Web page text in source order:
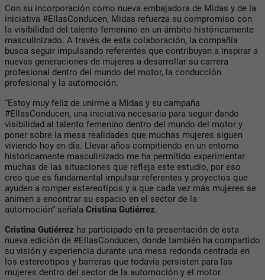
Con su incorporación como nueva embajadora de Midas y de la
iniciativa #EllasConducen, Midas refuerza su compromiso con
la visibilidad del talento femenino en un ámbito históricamente
masculinizado. A través de esta colaboración, la compañía
busca seguir impulsando referentes que contribuyan a inspirar a
nuevas generaciones de mujeres a desarrollar su carrera
profesional dentro del mundo del motor, la conducción
profesional y la automoción.
“Estoy muy feliz de unirme a Midas y su campaña
#EllasConducen, una iniciativa necesaria para seguir dando
visibilidad al talento femenino dentro del mundo del motor y
poner sobre la mesa realidades que muchas mujeres siguen
viviendo hoy en día. Llevar años compitiendo en un entorno
históricamente masculinizado me ha permitido experimentar
muchas de las situaciones que refleja este estudio, por eso
creo que es fundamental impulsar referentes y proyectos que
ayuden a romper estereotipos y a que cada vez más mujeres se
animen a encontrar su espacio en el sector de la
automoción” señala Cristina Gutiérrez.
Cristina Gutiérrez ha participado en la presentación de esta
nueva edición de #EllasConducen, donde también ha compartido
su visión y experiencia durante una mesa redonda centrada en
los estereotipos y barreras que todavía persisten para las
mujeres dentro del sector de la automoción y el motor.